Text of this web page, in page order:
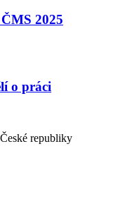
2025
o práci
republiky